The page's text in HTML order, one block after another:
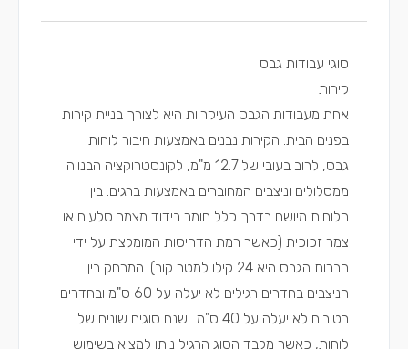
סוגי עבודות גבס
קירות
אחת מעבודות הגבס העיקריות היא לצורך בניית קירות
בפנים הבית. הקירות נבנים באמצעות חיבור לוחות
גבס, לרוב בעובי של 12.7 מ"מ, לקונסטרוקציה הבנויה
ממסלולים וניצבים המחוברים באמצעות ברגים. בין
הלוחות מיושם בדרך כלל חומר בידוד מצמר סלעים או
צמר זכוכית (כאשר רמת הדחיסות המומלצת על ידי
חברות הגבס היא 24 קילו למטר קוב). המרחק בין
הניצבים בחדרים רגילים לא יעלה על 60 ס"מ ובחדרים
רטובים לא יעלה על 40 ס"מ. ישנם סוגים שונים של
לוחות, כאשר מלבד הסוג הרגיל ניתן למצוא בשימוש